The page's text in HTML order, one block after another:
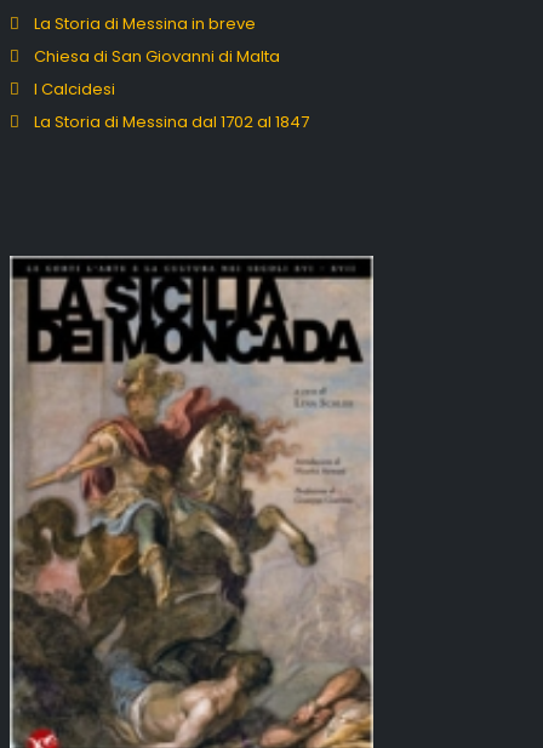
La Storia di Messina in breve
Chiesa di San Giovanni di Malta
I Calcidesi
La Storia di Messina dal 1702 al 1847